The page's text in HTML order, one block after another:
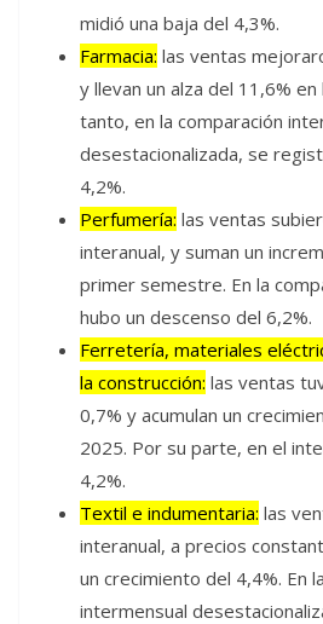
midió una baja del 4,3%.
Farmacia: las ventas
y llevan un alza del 11,6%
tanto, en la comparación
desestacionalizada, se
4,2%.
Perfumería: las ventas
interanual, y suman un
primer semestre. En la
hubo un descenso del 6,2%.
Ferretería, materiales
la construcción: las ventas
0,7% y acumulan un
2025. Por su parte, en el
4,2%.
Textil e indumentaria: las
interanual, a precios
un crecimiento del 4,4%. En
intermensual